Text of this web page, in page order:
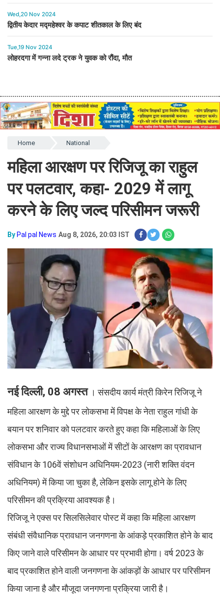
Wed,20 Nov 2024
द्वितीय केदार मद्महेश्वर के कपाट शीतकाल के लिए बंद
Tue,19 Nov 2024
लोहरदगा में गन्ना लदे ट्रक ने युवक को रौंदा, मौत
Home National
महिला आरक्षण पर रिजिजू का राहुल
पर पलटवार, कहा- 2029 में लागू
करने के लिए जल्द परिसीमन जरूरी
By Pal pal News Aug 8, 2026, 20:03 IST
नई दिल्ली, 08 अगस्त । संसदीय कार्य मंत्री किरेन रिजिजू ने
महिला आरक्षण के मुद्दे पर लोकसभा में विपक्ष के नेता राहुल गांधी के
बयान पर शनिवार को पलटवार करते हुए कहा कि महिलाओं के लिए
लोकसभा और राज्य विधानसभाओं में सीटों के आरक्षण का प्रावधान
संविधान के 106वें संशोधन अधिनियम-2023 (नारी शक्ति वंदन
अधिनियम) में किया जा चुका है, लेकिन इसके लागू होने के लिए
परिसीमन की प्रक्रिया आवश्यक है।
रिजिजू ने एक्स पर सिलसिलेवार पोस्ट में कहा कि महिला आरक्षण
संबंधी संवैधानिक प्रावधान जनगणना के आंकड़े प्रकाशित होने के बाद
किए जाने वाले परिसीमन के आधार पर प्रभावी होगा। वर्ष 2023 के
बाद प्रकाशित होने वाली जनगणना के आंकड़ों के आधार पर परिसीमन
किया जाना है और मौजूदा जनगणना प्रक्रिया जारी है।